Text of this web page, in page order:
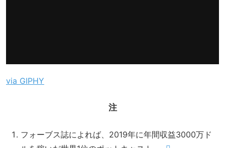
via GIPHY
注
フォーブス誌によれば、2019年に年間収益3000万ド